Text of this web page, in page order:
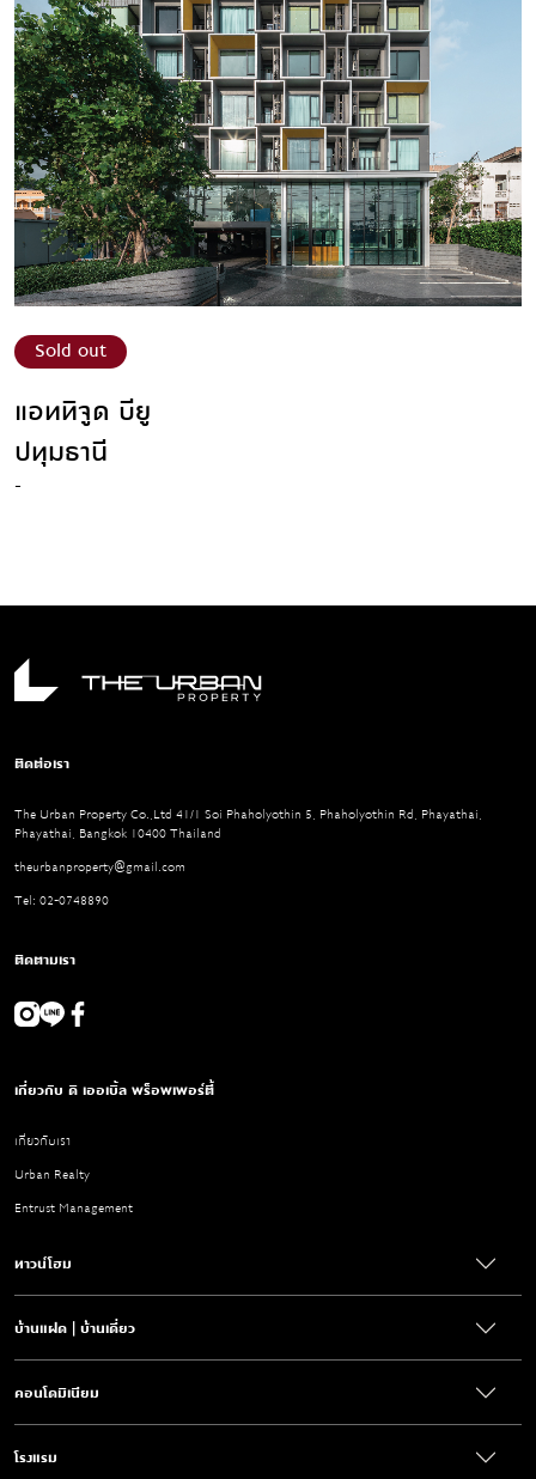
Sold out
แอททิจูด บียู
ปทุมธานี
-
ติดต่อเรา
The Urban Property Co.,Ltd 41/1 Soi Phaholyothin 5, Phaholyothin Rd, Phayathai,
Phayathai, Bangkok 10400 Thailand
theurbanproperty@gmail.com
Tel: 02-0748890
ติดตามเรา
เกี่ยวกับ ดิ เออเบิ้ล พร็อพเพอร์ตี้
เกี่ยวกับเรา
Urban Realty
Entrust Management
ทาวน์โฮม
บ้านแฝด | บ้านเดี่ยว
คอนโดมิเนียม
โรงแรม